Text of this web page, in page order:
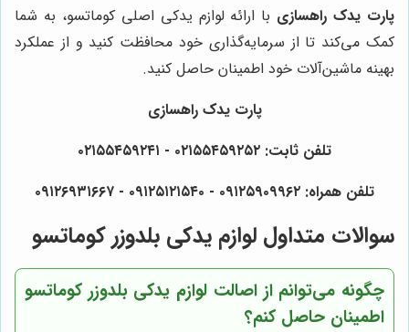
پارت یدک راهسازی با ارائه لوازم یدکی اصلی کوماتسو، به شما
کمک می‌کند تا از سرمایه‌گذاری خود محافظت کنید و از عملکرد
بهینه ماشین‌آلات خود اطمینان حاصل کنید.
پارت یدک راهسازی
تلفن ثابت: ۰۲۱۵۵۴۵۹۲۵۲ - ۰۲۱۵۵۴۵۹۲۴۱
تلفن همراه: ۰۹۱۲۵۹۰۹۹۶۲ - ۰۹۱۲۵۱۲۱۵۴۰‌‌‌ - ۰۹۱۲۶۹۳۱۶۶۷
سوالات متداول لوازم یدکی بلدوزر کوماتسو
چگونه می‌توانم از اصالت لوازم یدکی بلدوزر کوماتسو
اطمینان حاصل کنم؟